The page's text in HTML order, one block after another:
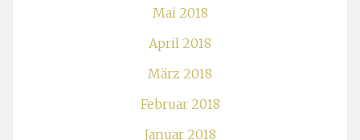
Mai 2018
April 2018
März 2018
Februar 2018
Januar 2018